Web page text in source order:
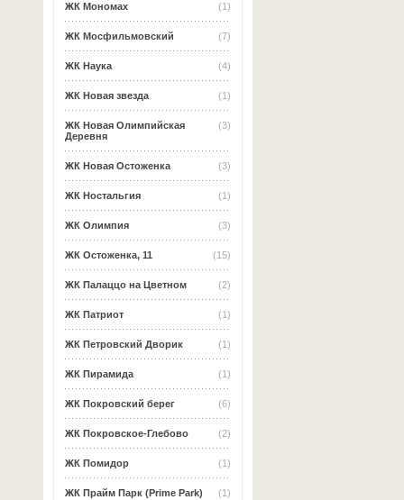
(1)
ЖК Мономах
(7)
ЖК Мосфильмовский
(4)
ЖК Наука
(1)
ЖК Новая звезда
(3)
ЖК Новая Олимпийская
Деревня
(3)
ЖК Новая Остоженка
(1)
ЖК Ностальгия
(3)
ЖК Олимпия
(15)
ЖК Остоженка, 11
(2)
ЖК Палаццо на Цветном
(1)
ЖК Патриот
(1)
ЖК Петровский Дворик
(1)
ЖК Пирамида
(6)
ЖК Покровский берег
(2)
ЖК Покровское-Глебово
(1)
ЖК Помидор
(1)
ЖК Прайм Парк (Prime Park)